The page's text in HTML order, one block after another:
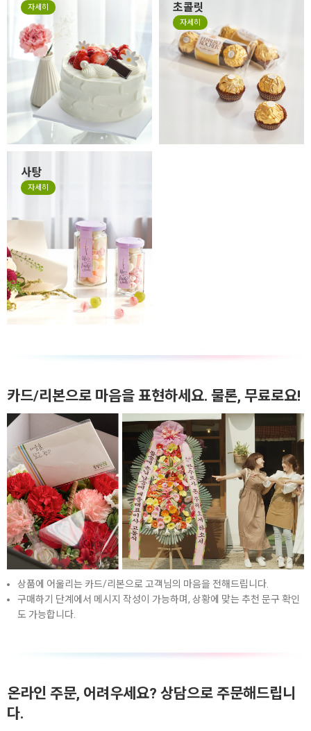
자세히
초콜릿
자세히
사탕
자세히
카드/리본으로 마음을 표현하세요. 물론, 무료로요!
상품에 어울리는 카드/리본으로 고객님의 마음을 전해드립니다.
구매하기 단계에서 메시지 작성이 가능하며, 상황에 맞는 추천 문구 확인
도 가능합니다.
온라인 주문, 어려우세요? 상담으로 주문해드립니
다.